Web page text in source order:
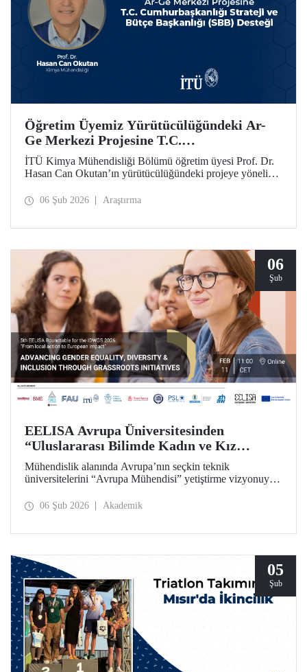
Öğretim Üyemiz Yürütücülüğündeki Ar-
Ge Merkezi Projesine T.C.
Cumhurbaşkanlığı Strateji ve Bütçe
Başkanlığı (SBB) Desteği
İTÜ Kimya Mühendisliği Bölümü öğretim üyesi Prof. Dr.
Hasan Can Okutan’ın yürütücülüğündeki projeye yönelik
(SBB) tarafından, 31.931.000 TL’lik ek bütçeyle bir yıl
06 Şub 2026 Araştırma
06
Şub
EELISA Avrupa Üniversitesinden
“Uluslararası Bilimde Kadın ve Kız
Çocukları Günü”ne Özel Toplantı
Mühendislik alanında Avrupa’nın seçkin teknik
üniversitelerini “Avrupa Mühendisi” yetiştirme vizyonuyla
aldığı EELISA, 11 Şubat “Uluslararası Bilimde Kadın ve
06 Şub 2026 Akademik
05
Şub